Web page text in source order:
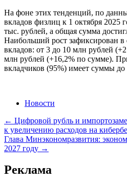
На фоне этих тенденций, по
вкладов физлиц к 1 октября 2025
тыс. рублей, а общая сумма
Наибольший рост зафиксирован в
вкладов: от 3 до 10 млн рублей
млн рублей (+16,2% по сумме).
вкладчиков (95%) имеет суммы
Новости
Навигация
по
записям
← Цифровой рубль и
к увеличению расходов на
Глава Минэкономразвития:
2027 году →
Реклама